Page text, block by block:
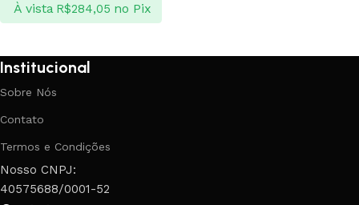
À vista R$284,05 no Pix
Institucional
Sobre Nós
Contato
Termos e Condições
Nosso CNPJ:
40575688/0001-52